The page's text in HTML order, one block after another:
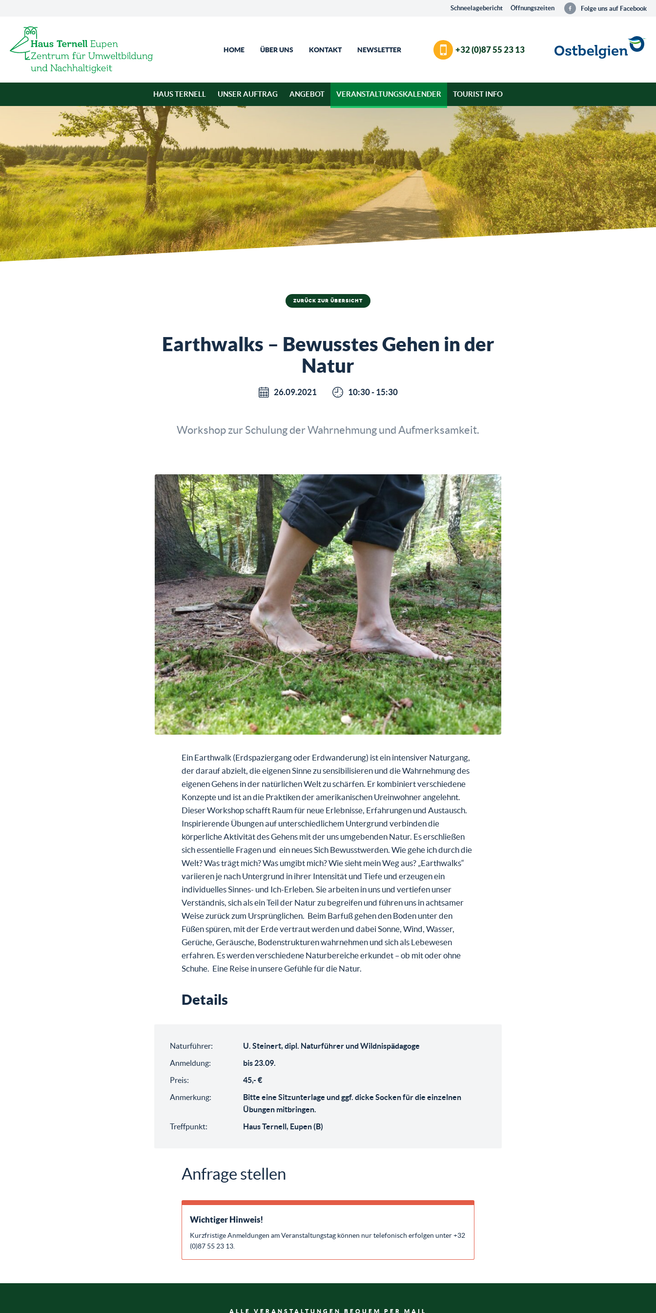
Schneelagebericht Öffnungszeiten Folge uns auf Facebook
HOME ÜBER UNS KONTAKT NEWSLETTER +32 (0)87 55 23 13
HAUS TERNELL UNSER AUFTRAG ANGEBOT VERANSTALTUNGSKALENDER TOURIST INFO
ZURÜCK ZUR ÜBERSICHT
Earthwalks – Bewusstes Gehen in der
Natur
26.09.2021 10:30 - 15:30
Workshop zur Schulung der Wahrnehmung und Aufmerksamkeit.
Ein Earthwalk (Erdspaziergang oder Erdwanderung) ist ein intensiver Naturgang,
der darauf abzielt, die eigenen Sinne zu sensibilisieren und die Wahrnehmung des
eigenen Gehens in der natürlichen Welt zu schärfen. Er kombiniert verschiedene
Konzepte und ist an die Praktiken der amerikanischen Ureinwohner angelehnt.
Dieser Workshop schafft Raum für neue Erlebnisse, Erfahrungen und Austausch.
Inspirierende Übungen auf unterschiedlichem Untergrund verbinden die
körperliche Aktivität des Gehens mit der uns umgebenden Natur. Es erschließen
sich essentielle Fragen und ein neues Sich Bewusstwerden. Wie gehe ich durch die
Welt? Was trägt mich? Was umgibt mich? Wie sieht mein Weg aus? „Earthwalks“
variieren je nach Untergrund in ihrer Intensität und Tiefe und erzeugen ein
individuelles Sinnes- und Ich-Erleben. Sie arbeiten in uns und vertiefen unser
Verständnis, sich als ein Teil der Natur zu begreifen und führen uns in achtsamer
Weise zurück zum Ursprünglichen. Beim Barfuß gehen den Boden unter den
Füßen spüren, mit der Erde vertraut werden und dabei Sonne, Wind, Wasser,
Gerüche, Geräusche, Bodenstrukturen wahrnehmen und sich als Lebewesen
erfahren. Es werden verschiedene Naturbereiche erkundet – ob mit oder ohne
Schuhe. Eine Reise in unsere Gefühle für die Natur.
Details
Naturführer:
U. Steinert, dipl. Naturführer und Wildnispädagoge
Anmeldung:
bis 23.09.
Preis:
45,- €
Anmerkung:
Bitte eine Sitzunterlage und ggf. dicke Socken für die einzelnen
Übungen mitbringen.
Treffpunkt:
Haus Ternell, Eupen (B)
Anfrage stellen
Wichtiger Hinweis!
Kurzfristige Anmeldungen am Veranstaltungstag können nur telefonisch erfolgen unter +32
(0)87 55 23 13.
ALLE VERANSTALTUNGEN BEQUEM PER MAIL